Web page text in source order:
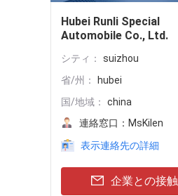
Hubei Runli Special
Automobile Co., Ltd.
シティ：
suizhou
省/州：
hubei
国/地域：
china
連絡窓口： MsKilen
表示連絡先の詳細
企業との接触